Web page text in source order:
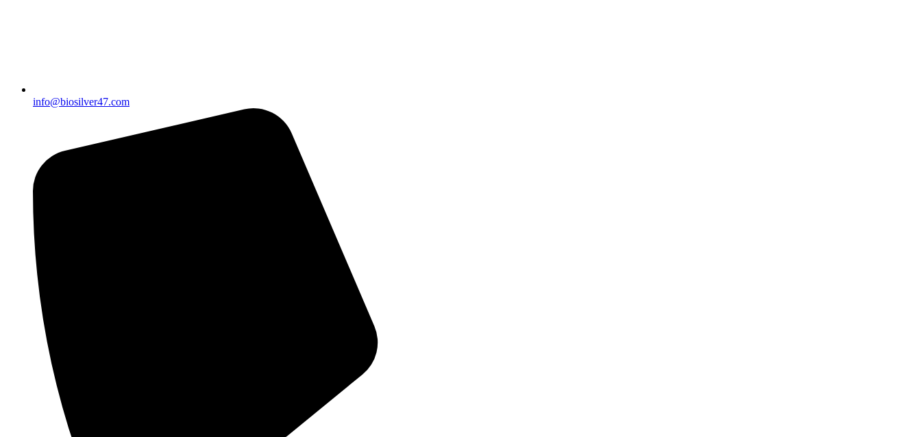
info@biosilver47.com